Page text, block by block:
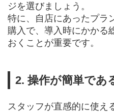
ジを選びましょう。
特に、自店にあったプラ
購入で、導入時にかかる
おくことが重要です。
2. 操作が簡単であ
スタッフが直感的に使え